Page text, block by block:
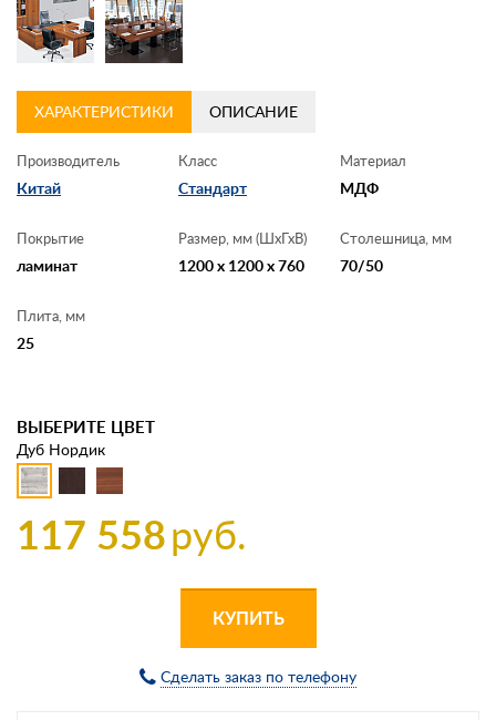
ХАРАКТЕРИСТИКИ ОПИСАНИЕ
Производитель
Китай
Класс
Стандарт
Материал
МДФ
Покрытие
ламинат
Размер, мм (ШхГхВ)
1200 x 1200 x 760
Столешница, мм
70/50
Плита, мм
25
ВЫБЕРИТЕ ЦВЕТ
Дуб Нордик
117 558руб.
КУПИТЬ
Сделать заказ по телефону